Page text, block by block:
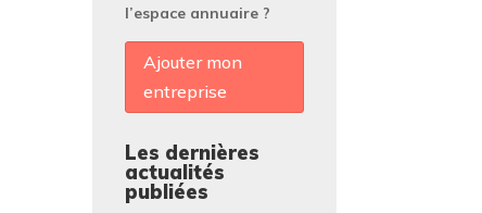
l’espace annuaire ?
Ajouter mon
entreprise
Les dernières
actualités
publiées